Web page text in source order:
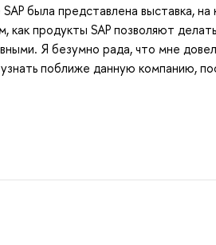
была представлена выставка, на
как продукты SAP позволяют
Я безумно рада, что мне
поближе данную компанию,